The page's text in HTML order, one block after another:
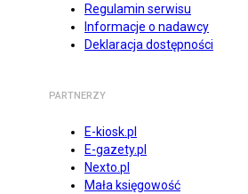
Regulamin serwisu
Informacje o nadawcy
Deklaracja dostępności
PARTNERZY
E-kiosk.pl
E-gazety.pl
Nexto.pl
Mała księgowość